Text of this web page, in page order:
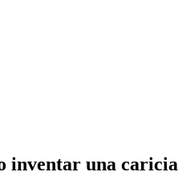
inventar una caricia